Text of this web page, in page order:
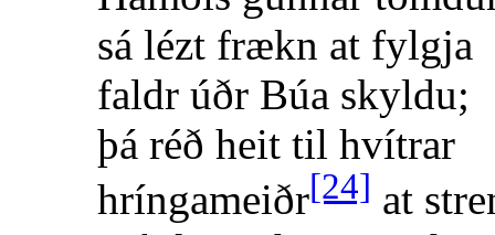
sá lézt frækn at fylgja
faldr úðr Búa skyldu;
þá réð heit til hvítrar
hríngameiðr[24] at